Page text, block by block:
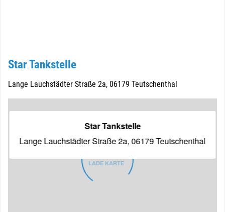
Star Tankstelle
Lange Lauchstädter Straße 2a, 06179 Teutschenthal
LADE KARTE
Star Tankstelle
Lange Lauchstädter Straße 2a, 06179 Teutschenthal